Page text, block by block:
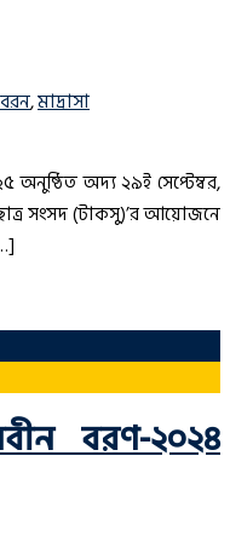
,মাদ্রাসা
অদ্য ২৯ই সেপ্টেম্বর,
সংসদ (টাকসু)’র আয়োজনে
বরণ-২০২৪